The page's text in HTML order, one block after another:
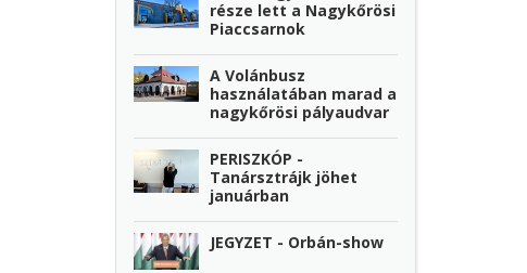
része lett a Nagykőrösi
Piaccsarnok
A Volánbusz
használatában marad a
nagykőrösi pályaudvar
PERISZKÓP -
Tanársztrájk jöhet
januárban
JEGYZET - Orbán-show